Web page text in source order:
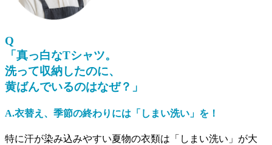
Q
「真っ白なTシャツ。
洗って収納したのに、
黄ばんでいるのはなぜ？」
A.衣替え、季節の終わりには「しまい洗い」を！
特に汗が染み込みやすい夏物の衣類は「しまい洗い」が大